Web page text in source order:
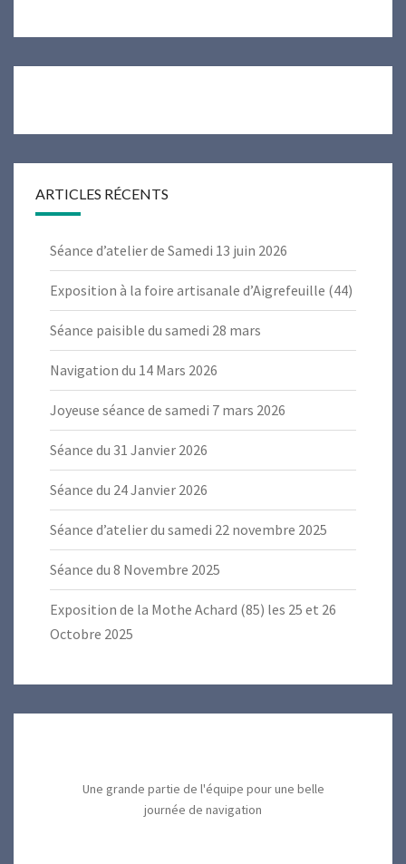
ARTICLES RÉCENTS
Séance d’atelier de Samedi 13 juin 2026
Exposition à la foire artisanale d’Aigrefeuille (44)
Séance paisible du samedi 28 mars
Navigation du 14 Mars 2026
Joyeuse séance de samedi 7 mars 2026
Séance du 31 Janvier 2026
Séance du 24 Janvier 2026
Séance d’atelier du samedi 22 novembre 2025
Séance du 8 Novembre 2025
Exposition de la Mothe Achard (85) les 25 et 26
Octobre 2025
Une grande partie de l'équipe pour une belle
journée de navigation